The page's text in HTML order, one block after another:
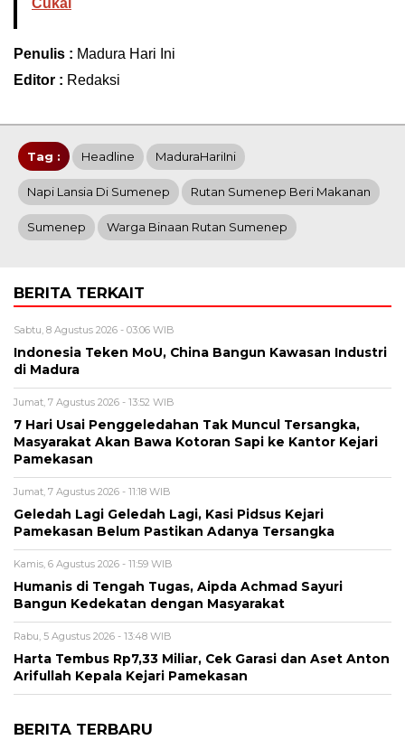
Cukai
Penulis : Madura Hari Ini
Editor : Redaksi
Tag : Headline MaduraHariIni
Napi Lansia Di Sumenep Rutan Sumenep Beri Makanan
Sumenep Warga Binaan Rutan Sumenep
BERITA TERKAIT
Sabtu, 8 Agustus 2026 - 03:06 WIB
Indonesia Teken MoU, China Bangun Kawasan Industri
di Madura
Jumat, 7 Agustus 2026 - 13:52 WIB
7 Hari Usai Penggeledahan Tak Muncul Tersangka,
Masyarakat Akan Bawa Kotoran Sapi ke Kantor Kejari
Pamekasan
Jumat, 7 Agustus 2026 - 11:18 WIB
Geledah Lagi Geledah Lagi, Kasi Pidsus Kejari
Pamekasan Belum Pastikan Adanya Tersangka
Kamis, 6 Agustus 2026 - 11:59 WIB
Humanis di Tengah Tugas, Aipda Achmad Sayuri
Bangun Kedekatan dengan Masyarakat
Rabu, 5 Agustus 2026 - 13:48 WIB
Harta Tembus Rp7,33 Miliar, Cek Garasi dan Aset Anton
Arifullah Kepala Kejari Pamekasan
BERITA TERBARU